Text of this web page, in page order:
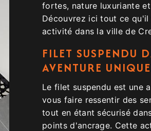
fortes, nature luxuriante
Découvrez ici tout ce
activité dans la ville de
FILET SUSPENDU
AVENTURE UNIQUE
Le filet suspendu est une
vous faire ressentir des
tout en étant sécurisé
points d'ancrage. Cette